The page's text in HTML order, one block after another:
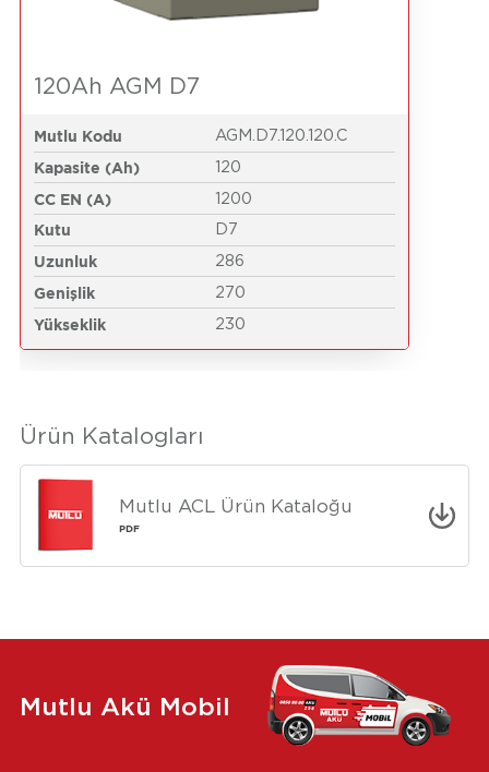
120Ah AGM D7
Mutlu Kodu AGM.D7.120.120.C
Kapasite (Ah) 120
CC EN (A) 1200
Kutu D7
Uzunluk 286
Genişlik 270
Yükseklik 230
Ürün Katalogları
Mutlu ACL Ürün Kataloğu
PDF
Mutlu Akü Mobil